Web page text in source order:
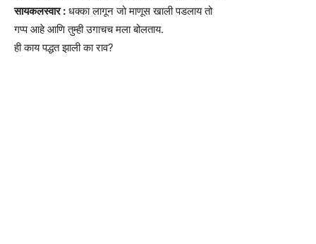
सायकलस्वार : धक्का लागून जो माणूस खाली पडलाय तो
गप्प आहे आणि तुम्ही उगाचच मला बोलताय.
ही काय पद्धत झाली का राव?